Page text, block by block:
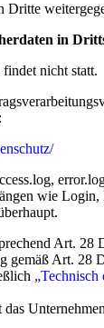
Dritte
in
nicht statt.
wie
Art. 28
gemäß Art. 28